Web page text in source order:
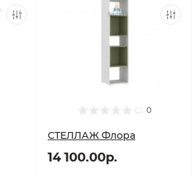
0
СТЕЛЛАЖ Флора
14 100.00р.